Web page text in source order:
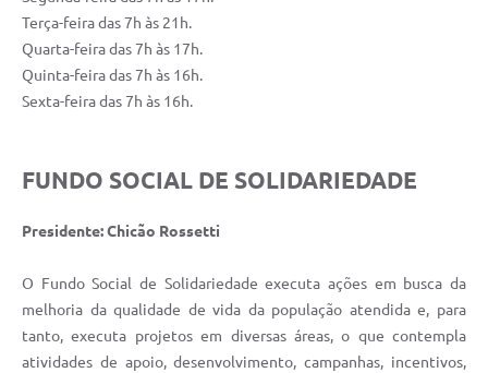
Terça-feira das 7h às 21h.
Quarta-feira das 7h às 17h.
Quinta-feira das 7h às 16h.
Sexta-feira das 7h às 16h.
FUNDO SOCIAL DE SOLIDARIEDADE
Presidente: Chicão Rossetti
O Fundo Social de Solidariedade executa ações em busca da
melhoria da qualidade de vida da população atendida e, para
tanto, executa projetos em diversas áreas, o que contempla
atividades de apoio, desenvolvimento, campanhas, incentivos,